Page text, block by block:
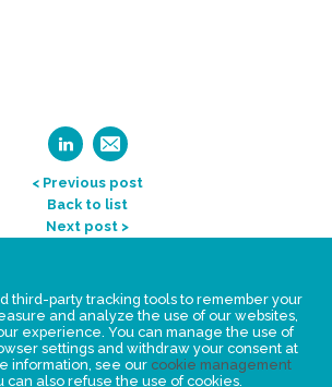
< Previous post
Back to list
Next post >
data
third-party tracking tools to remember your
and analyze the use of our websites,
experience. You can manage the use of
settings and withdraw your consent at
information, see our cookie management
can also refuse the use of cookies.